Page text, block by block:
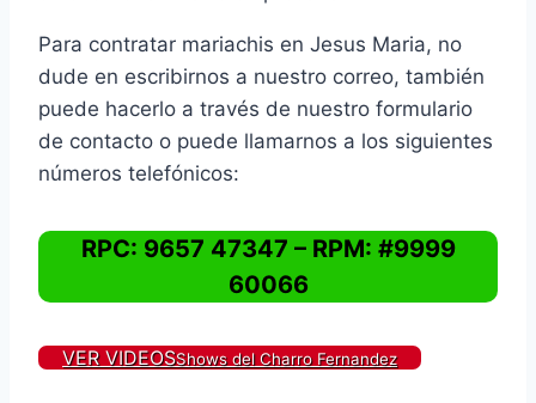
Para contratar mariachis en Jesus Maria, no
dude en escribirnos a nuestro correo, también
puede hacerlo a través de nuestro formulario
de contacto o puede llamarnos a los siguientes
números telefónicos:
RPC: 9657 47347 – RPM: #9999
60066
VER VIDEOSShows del Charro Fernandez